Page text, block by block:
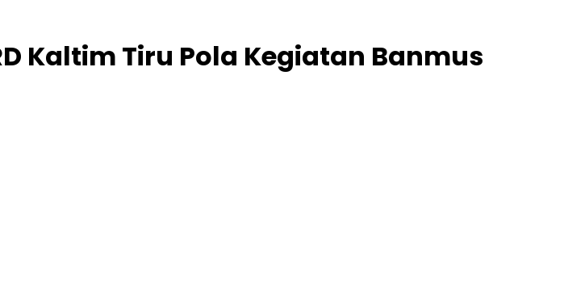
Kaltim Tiru Pola Kegiatan Banmus